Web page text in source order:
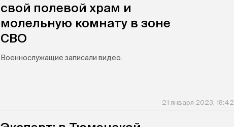
свой полевой храм и
молельную комнату в зоне
СВО
Военнослужащие записали видео.
21 января 2023, 18:42